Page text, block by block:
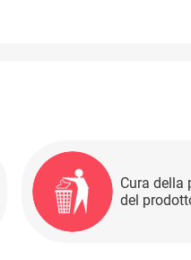
Cura della
del